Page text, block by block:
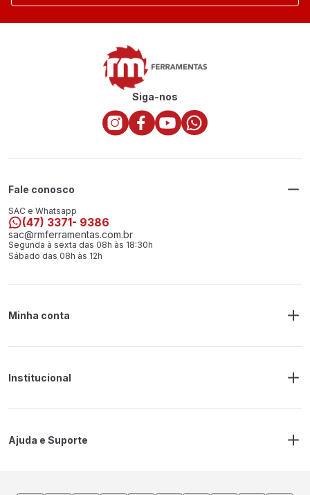
Siga-nos
Fale conosco
SAC e Whatsapp
(47) 3371- 9386
sac@rmferramentas.com.br
Segunda à sexta das 08h às 18:30h
Sábado das 08h às 12h
Minha conta
Endereço de Entrega
Institucional
Politica de Privacidade
Ajuda e Suporte